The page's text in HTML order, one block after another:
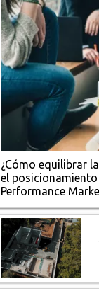
¿Cómo equilibrar
el
Performance